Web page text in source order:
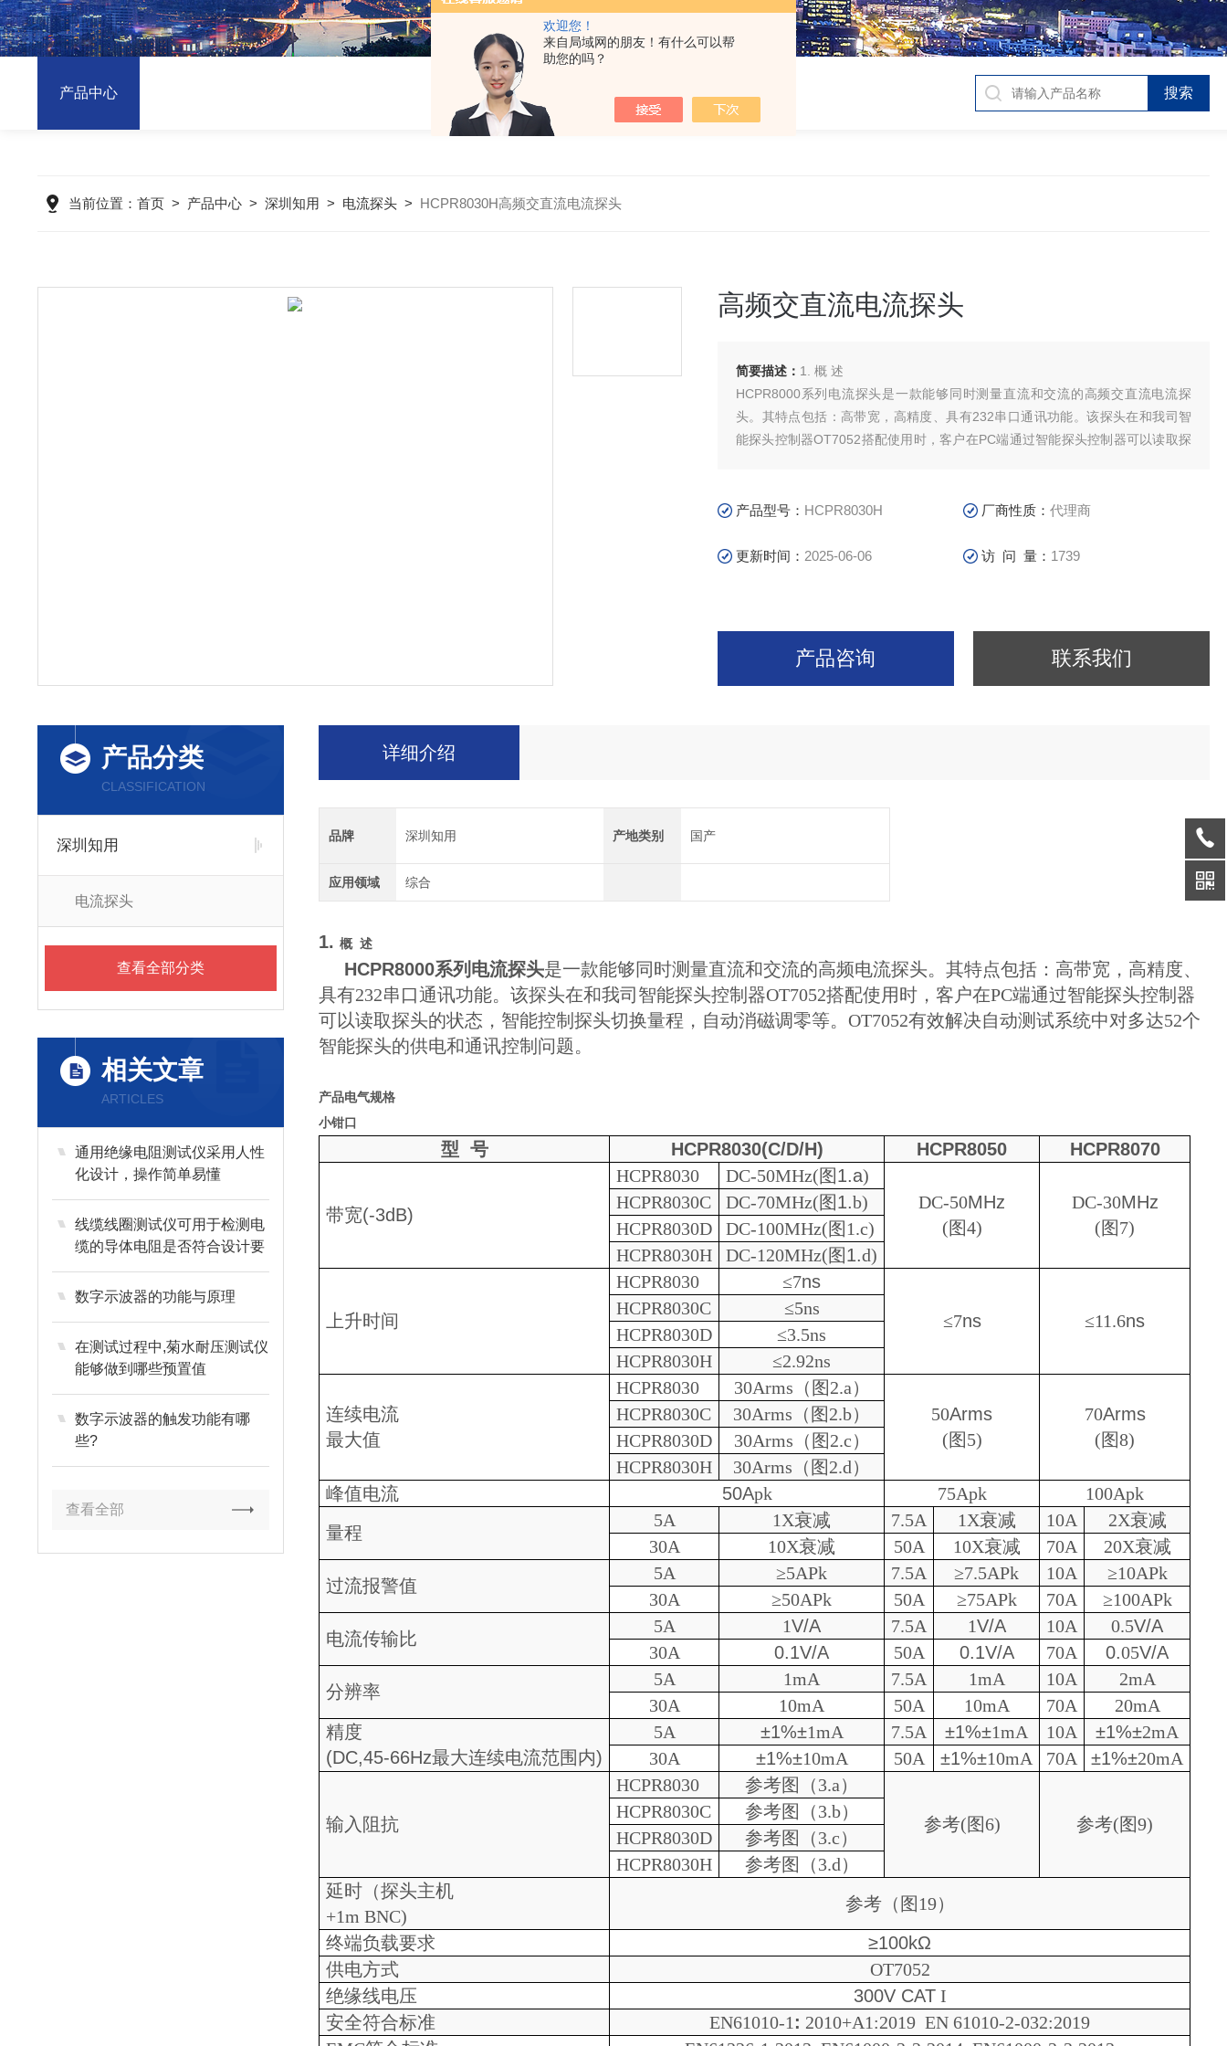
欢迎您！
来自局域网的朋友！有什么可以帮
助您的吗？
产品中心
当前位置： 首页> 产品中心> 深圳知用 > 电流探头> HCPR8030H高频交直流电流探头
高频交直流电流探头
简要描述： 1. 概 述
HCPR8000系列电流探头是一款能够同时测量直流和交流的高频交直流电流探
头。其特点包括：高带宽，高精度、具有232串口通讯功能。该探头在和我司智
能探头控制器OT7052搭配使用时，客户在PC端通过智能探头控制器可以读取探
产品型号： HCPR8030H 厂商性质：代理商
更新时间： 2025-06-06 访 问 量： 1739
产品咨询 联系我们
产品分类
CLASSIFICATION
深圳知用
电流探头
查看全部分类
相关文章
ARTICLES
通用绝缘电阻测试仪采用人性
化设计，操作简单易懂
线缆线圈测试仪可用于检测电
缆的导体电阻是否符合设计要
求
数字示波器的功能与原理
在测试过程中,菊水耐压测试仪
能够做到哪些预置值
数字示波器的触发功能有哪
些?
查看全部
详细介绍
品牌 深圳知用 产地类别 国产
应用领域 综合
1.概 述
HCPR8000系列电流探头是一款能够同时测量直流和交流的高频电流探头。其特点包括：高带宽，高精度、
具有232串口通讯功能。该探头在和我司智能探头控制器OT7052搭配使用时，客户在PC端通过智能探头控制器
可以读取探头的状态，智能控制探头切换量程，自动消磁调零等。OT7052有效解决自动测试系统中对多达52个
智能探头的供电和通讯控制问题。
产品电气规格
小钳口
型 号 HCPR8030(C/D/H) HCPR8050 HCPR8070
带宽(-3dB)
HCPR8030 DC-50MHz(图1.a)
DC-50MHz
(图4)
DC-30MHz
(图7)
HCPR8030C DC-70MHz(图1.b)
HCPR8030D DC-100MHz(图 1.c)
HCPR8030H DC-1 20MHz(图1.d)
上升时间
HCPR8030 ≤7ns
≤7ns ≤11.6ns
HCPR8030C ≤5ns
HCPR8030D ≤3.5ns
HCPR8030H ≤2.92ns
连续电流
最大值
HCPR8030 30Arms （ 图2.a）
50Arms
(图5)
70Arms
(图8)
HCPR8030C 30Arms （ 图2.b）
HCPR8030D 30Arms （ 图2.c）
HCPR8030H 30Arms （ 图2.d）
峰值电流
50Apk 75Apk 100Apk
量程
5A 1X衰减 7.5A 1X衰减 10A 2X衰减
30A
10X衰减 50A 10X衰减 70A 20X衰减
过流报警值
5A ≥5APk 7.5A ≥7.5APk 10A ≥10APk
30A
≥50APk 50A ≥75APk 70A ≥100APk
电流传输比
5A 1V/A 7.5A 1V/A 10A 0.5V/A
30A
0.1V/A 50A 0.1V/A 70A 0.05V/A
分辨率
5A 1mA 7.5A 1mA 10A 2mA
30A
10mA 50A 10mA 70A 20mA
精度
(DC,45-66Hz最大连续电流范围内)
5A ±1%±1mA 7.5A ±1%±1mA 10A ±1%±2mA
30A
±1%±10mA 50A ±1%±10mA 70A ±1%±20mA
输入阻抗
HCPR8030 参考图（3.a）
参考(图6) 参考(图9)
HCPR8030C 参考图（3.b）
HCPR8030D 参考图（3.c）
HCPR8030H 参考图（3.d）
延时（探头主机
+1mBNC)
参考（图 19）
终端负载要求
≥100kΩ
供电方式
OT7052
绝缘线电压
300V CAT I
安全符合标准
EN61010-1 : 2010+A1:2019 EN 61010-2-032:2019